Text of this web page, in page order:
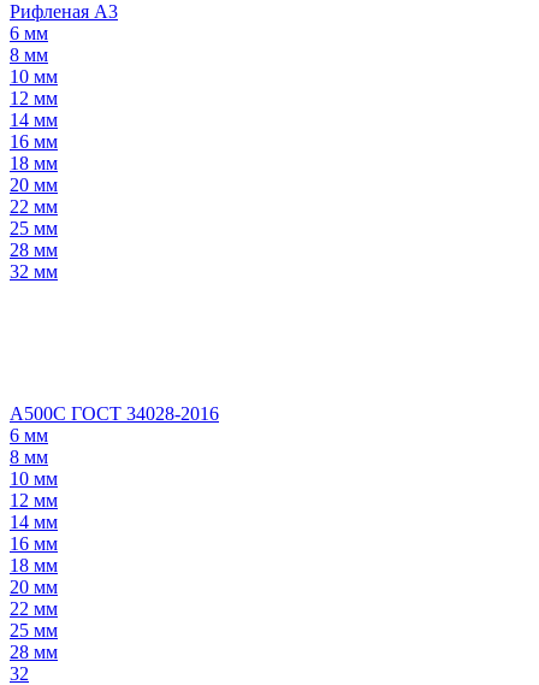
Рифленая А3
6 мм
8 мм
10 мм
12 мм
14 мм
16 мм
18 мм
20 мм
22 мм
25 мм
28 мм
32 мм
А500С ГОСТ 34028-2016
6 мм
8 мм
10 мм
12 мм
14 мм
16 мм
18 мм
20 мм
22 мм
25 мм
28 мм
32